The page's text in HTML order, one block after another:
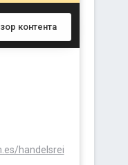
контента
handelsrei